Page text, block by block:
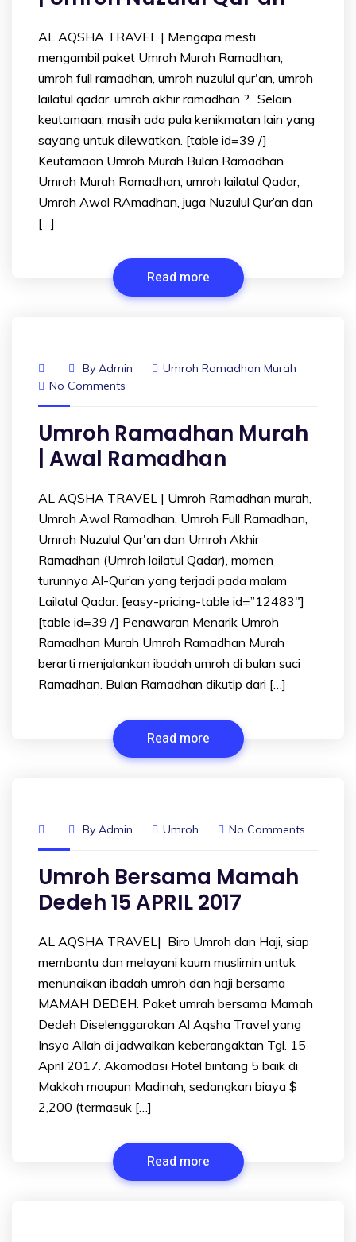
AL AQSHA TRAVEL | Mengapa mesti
mengambil paket Umroh Murah Ramadhan,
umroh full ramadhan, umroh nuzulul qur'an, umroh
lailatul qadar, umroh akhir ramadhan ?, Selain
keutamaan, masih ada pula kenikmatan lain yang
sayang untuk dilewatkan. [table id=39 /]
Keutamaan Umroh Murah Bulan Ramadhan
Umroh Murah Ramadhan, umroh lailatul Qadar,
Umroh Awal RAmadhan, juga Nuzulul Qur’an dan
[…]
Read more
By Admin
Umroh Ramadhan Murah
No Comments
Umroh Ramadhan Murah
| Awal Ramadhan
AL AQSHA TRAVEL | Umroh Ramadhan murah,
Umroh Awal Ramadhan, Umroh Full Ramadhan,
Umroh Nuzulul Qur'an dan Umroh Akhir
Ramadhan (Umroh lailatul Qadar), momen
turunnya Al-Qur’an yang terjadi pada malam
Lailatul Qadar. [easy-pricing-table id=”12483″]
[table id=39 /] Penawaran Menarik Umroh
Ramadhan Murah Umroh Ramadhan Murah
berarti menjalankan ibadah umroh di bulan suci
Ramadhan. Bulan Ramadhan dikutip dari […]
Read more
By Admin Umroh No Comments
Umroh Bersama Mamah
Dedeh 15 APRIL 2017
AL AQSHA TRAVEL| Biro Umroh dan Haji, siap
membantu dan melayani kaum muslimin untuk
menunaikan ibadah umroh dan haji bersama
MAMAH DEDEH. Paket umrah bersama Mamah
Dedeh Diselenggarakan Al Aqsha Travel yang
Insya Allah di jadwalkan keberangaktan Tgl. 15
April 2017. Akomodasi Hotel bintang 5 baik di
Makkah maupun Madinah, sedangkan biaya $
2,200 (termasuk […]
Read more